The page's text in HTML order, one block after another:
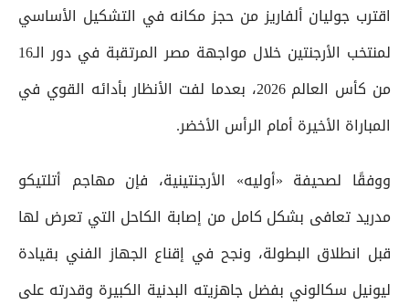
اقترب جوليان ألفاريز من حجز مكانه في التشكيل الأساسي
لمنتخب الأرجنتين خلال مواجهة مصر المرتقبة في دور الـ16
من كأس العالم 2026، بعدما لفت الأنظار بأدائه القوي في
المباراة الأخيرة أمام الرأس الأخضر.
ووفقًا لصحيفة «أوليه» الأرجنتينية، فإن مهاجم أتلتيكو
مدريد تعافى بشكل كامل من إصابة الكاحل التي تعرض لها
قبل انطلاق البطولة، ونجح في إقناع الجهاز الفني بقيادة
ليونيل سكالوني بفضل جاهزيته البدنية الكبيرة وقدرته على